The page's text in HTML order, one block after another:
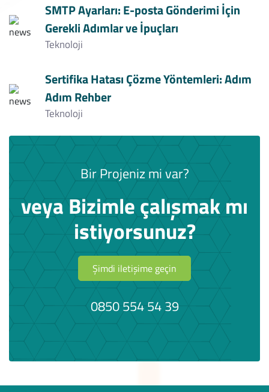
SMTP Ayarları: E-posta Gönderimi İçin
Gerekli Adımlar ve İpuçları
Teknoloji
Sertifika Hatası Çözme Yöntemleri: Adım
Adım Rehber
Teknoloji
Bir Projeniz mi var?
veya Bizimle çalışmak mı
istiyorsunuz?
Şimdi iletişime geçin
0850 554 54 39